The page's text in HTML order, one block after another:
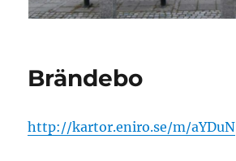
Brändebo
http://kartor.eniro.se/m/aYDuN